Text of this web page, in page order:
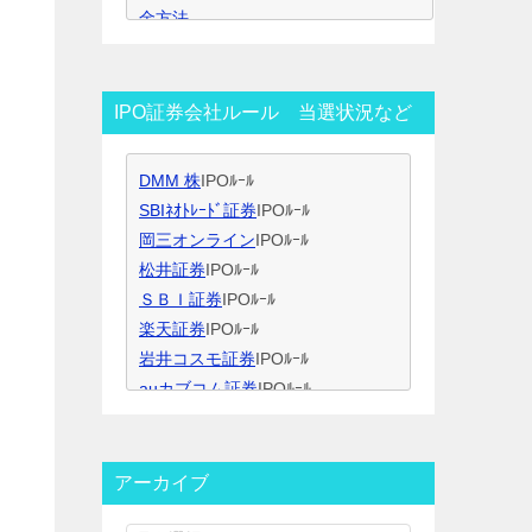
金方法
IPO当選のコツ（SBI証券攻略）
IPO当選のコツ（未成年口座開設）
IPO証券会社ルール 当選状況など
DMM 株IPOﾙｰﾙ
SBIﾈｵﾄﾚｰﾄﾞ証券IPOﾙｰﾙ
岡三オンラインIPOﾙｰﾙ
松井証券IPOﾙｰﾙ
ＳＢＩ証券IPOﾙｰﾙ
楽天証券IPOﾙｰﾙ
岩井コスモ証券IPOﾙｰﾙ
auカブコム証券IPOﾙｰﾙ
三菱ＵＦＪ証券
みずほ証券IPOﾙｰﾙ
アーカイブ